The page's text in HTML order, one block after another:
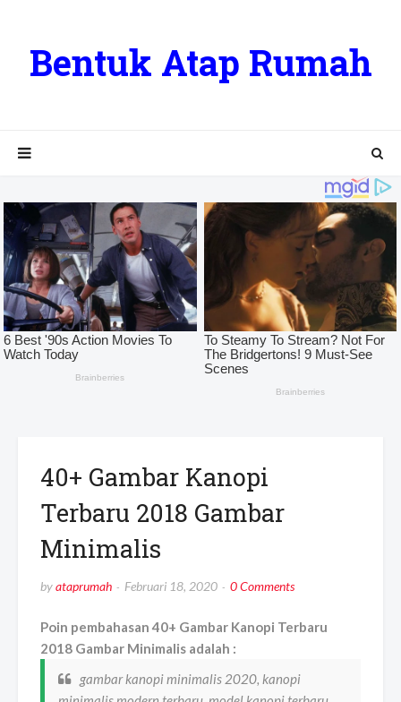
Bentuk Atap Rumah
40+ Gambar Kanopi
Terbaru 2018 Gambar
Minimalis
byataprumah Februari 18, 2020 0 Comments
Poin pembahasan 40+ Gambar Kanopi Terbaru
2018 Gambar Minimalis adalah :
gambar kanopi minimalis 2020, kanopi